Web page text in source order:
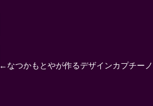
←なつかもとやが作るデザインカプチー